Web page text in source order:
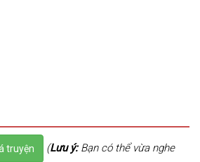
truyện (Lưu ý:Bạn có thể vừa nghe